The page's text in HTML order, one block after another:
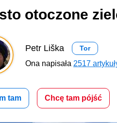
otoczone
Petr Liška Tor
Ona napisała 2517
tam Chcę tam pójść